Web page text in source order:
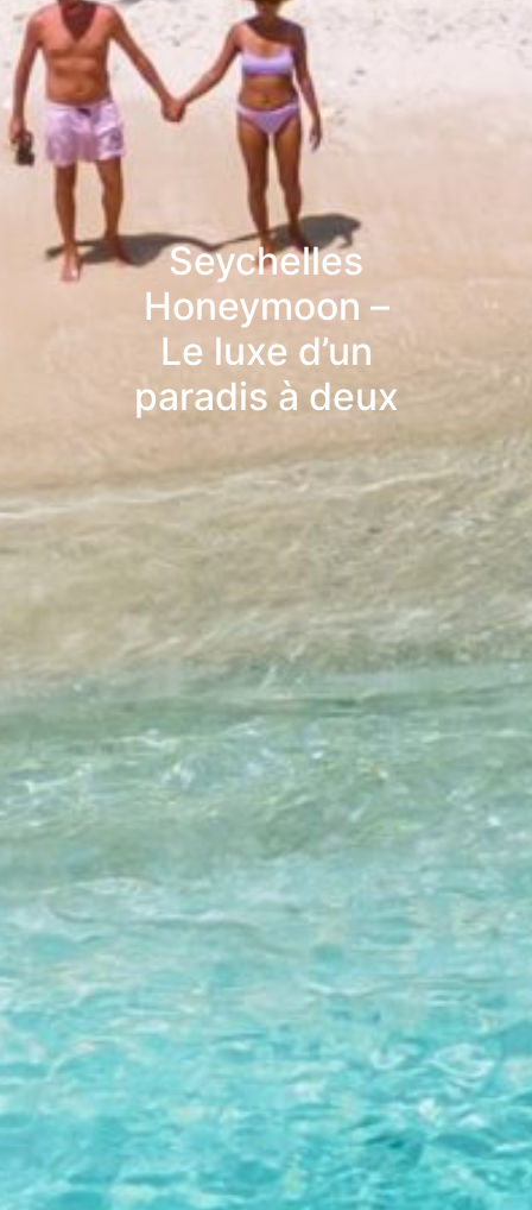
Seychelles
Honeymoon –
Le luxe d’un
paradis à deux